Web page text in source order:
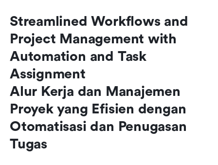
Streamlined Workflows and
Project Management with
Automation and Task
Assignment
Alur Kerja dan Manajemen
Proyek yang Efisien dengan
Otomatisasi dan Penugasan
Tugas